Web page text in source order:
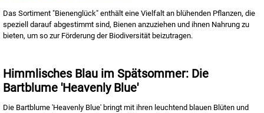
Das Sortiment "Bienenglück" enthält eine Vielfalt an blühenden Pflanzen, die
speziell darauf abgestimmt sind, Bienen anzuziehen und ihnen Nahrung zu
bieten, um so zur Förderung der Biodiversität beizutragen.
Himmlisches Blau im Spätsommer: Die
Bartblume 'Heavenly Blue'
Die Bartblume 'Heavenly Blue' bringt mit ihren leuchtend blauen Blüten und